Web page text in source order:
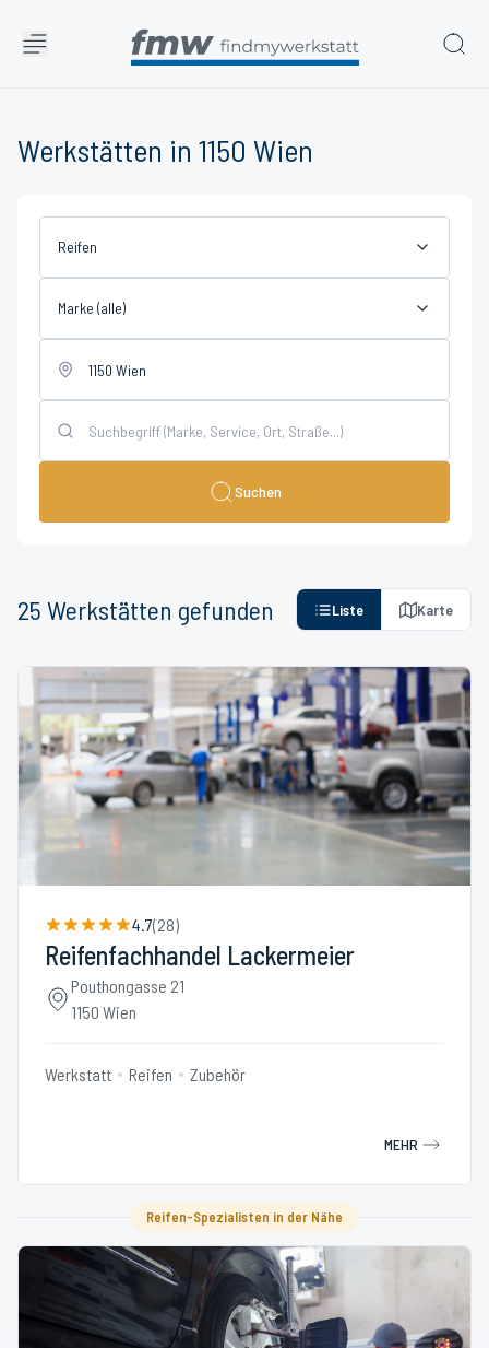
Werkstätten in 1150 Wien
Reifen
Marke (alle)
Suchen
25 Werkstätten gefunden Liste Karte
4.7(28)
Reifenfachhandel Lackermeier
Pouthongasse 21
1150 Wien
Werkstatt Reifen Zubehör
MEHR
Reifen-Spezialisten in der Nähe